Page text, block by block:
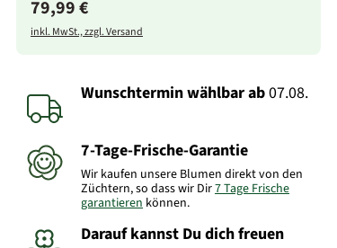
79,99 €
inkl. MwSt., zzgl. Versand
Wunschtermin wählbarab07.08.
7-Tage-Frische-Garantie
Wir kaufen unsere Blumen direkt von den
Züchtern, so dass wir Dir7 Tage Frische
garantieren können.
Darauf kannst Du dich freuen